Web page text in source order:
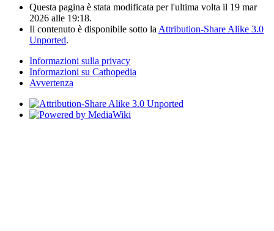
Questa pagina è stata modificata per l'ultima volta il 19 mar
2026 alle 19:18.
Il contenuto è disponibile sotto la Attribution-Share Alike 3.0
Unported.
Informazioni sulla privacy
Informazioni su Cathopedia
Avvertenza